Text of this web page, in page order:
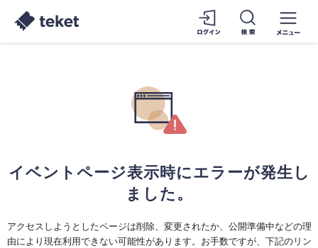
イベントページ表示時にエラーが発生し
ました。
アクセスしようとしたページは削除、変更されたか、公開準備中などの理
由により現在利用できない可能性があります。お手数ですが、下記のリン